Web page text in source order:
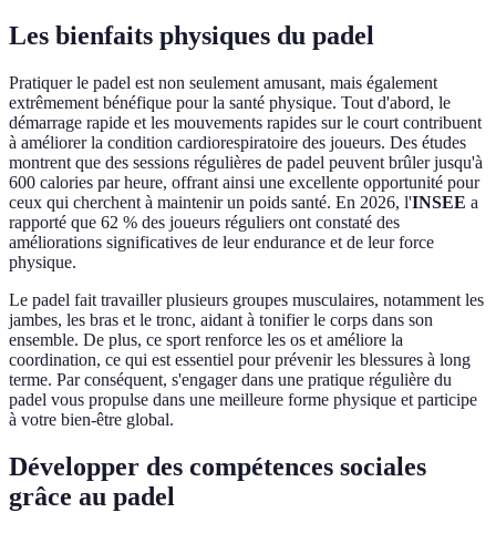
Les bienfaits physiques du padel
Pratiquer le padel est non seulement amusant, mais également
extrêmement bénéfique pour la santé physique. Tout d'abord, le
démarrage rapide et les mouvements rapides sur le court contribuent
à améliorer la condition cardiorespiratoire des joueurs. Des études
montrent que des sessions régulières de padel peuvent brûler jusqu'à
600 calories par heure, offrant ainsi une excellente opportunité pour
ceux qui cherchent à maintenir un poids santé. En 2026, l'INSEE a
rapporté que 62 % des joueurs réguliers ont constaté des
améliorations significatives de leur endurance et de leur force
physique.
Le padel fait travailler plusieurs groupes musculaires, notamment les
jambes, les bras et le tronc, aidant à tonifier le corps dans son
ensemble. De plus, ce sport renforce les os et améliore la
coordination, ce qui est essentiel pour prévenir les blessures à long
terme. Par conséquent, s'engager dans une pratique régulière du
padel vous propulse dans une meilleure forme physique et participe
à votre bien-être global.
Développer des compétences sociales
grâce au padel